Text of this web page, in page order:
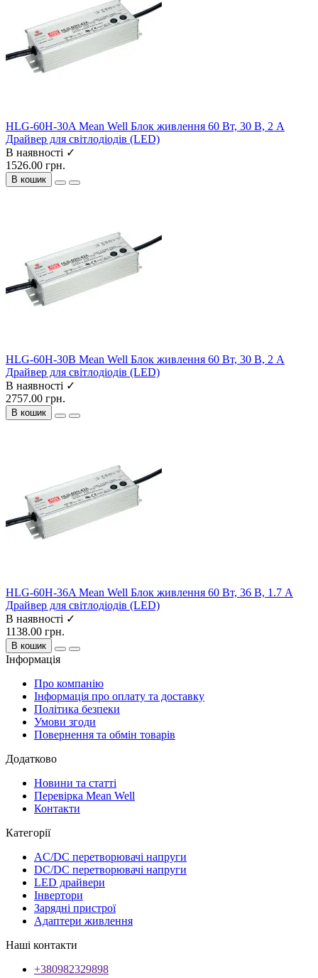
HLG-60H-30A Mean Well Блок живлення 60 Вт, 30 В, 2 А
Драйвер для світлодіодів (LED)
В наявності ✓
1526.00 грн.
В кошик
HLG-60H-30B Mean Well Блок живлення 60 Вт, 30 В, 2 А
Драйвер для світлодіодів (LED)
В наявності ✓
2757.00 грн.
В кошик
HLG-60H-36A Mean Well Блок живлення 60 Вт, 36 В, 1.7 А
Драйвер для світлодіодів (LED)
В наявності ✓
1138.00 грн.
В кошик
Інформація
Про компанію
Інформація про оплату та доставку
Політика безпеки
Умови згоди
Повернення та обмін товарів
Додатково
Новини та статті
Перевірка Mean Well
Контакти
Категорії
AC/DC перетворювачі напруги
DC/DC перетворювачі напруги
LED драйвери
Інвертори
Зарядні пристрої
Адаптери живлення
Наші контакти
+380982329898